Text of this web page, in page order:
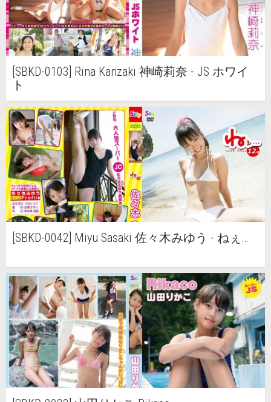
[SBKD-0103] Rina Kanzaki 神崎莉奈 - JS ホワイ
ト
[SBKD-0042] Miyu Sasaki 佐々木みゆう - ねぇ…